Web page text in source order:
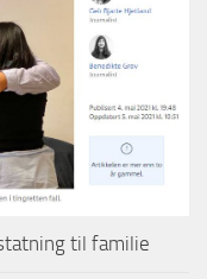
til familie